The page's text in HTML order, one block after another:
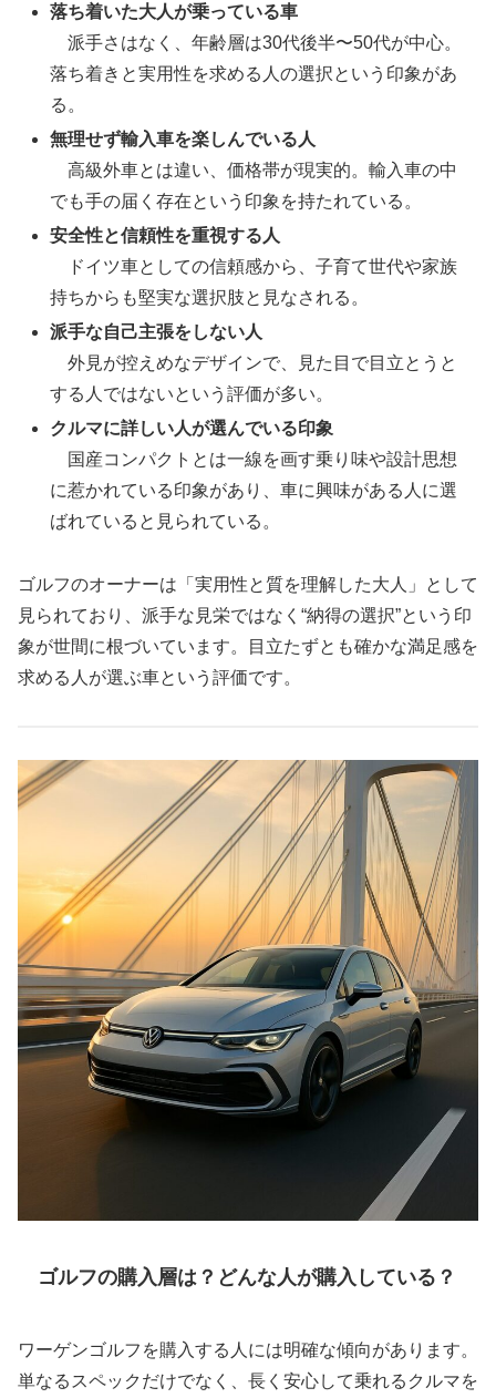
落ち着いた大人が乗っている車
派手さはなく、年齢層は30代後半〜50代が中心。
落ち着きと実用性を求める人の選択という印象があ
る。
無理せず輸入車を楽しんでいる人
高級外車とは違い、価格帯が現実的。輸入車の中
でも手の届く存在という印象を持たれている。
安全性と信頼性を重視する人
ドイツ車としての信頼感から、子育て世代や家族
持ちからも堅実な選択肢と見なされる。
派手な自己主張をしない人
外見が控えめなデザインで、見た目で目立とうと
する人ではないという評価が多い。
クルマに詳しい人が選んでいる印象
国産コンパクトとは一線を画す乗り味や設計思想
に惹かれている印象があり、車に興味がある人に選
ばれていると見られている。
ゴルフのオーナーは「実用性と質を理解した大人」として
見られており、派手な見栄ではなく“納得の選択”という印
象が世間に根づいています。目立たずとも確かな満足感を
求める人が選ぶ車という評価です。
ゴルフの購入層は？どんな人が購入している？
ワーゲンゴルフを購入する人には明確な傾向があります。
単なるスペックだけでなく、長く安心して乗れるクルマを